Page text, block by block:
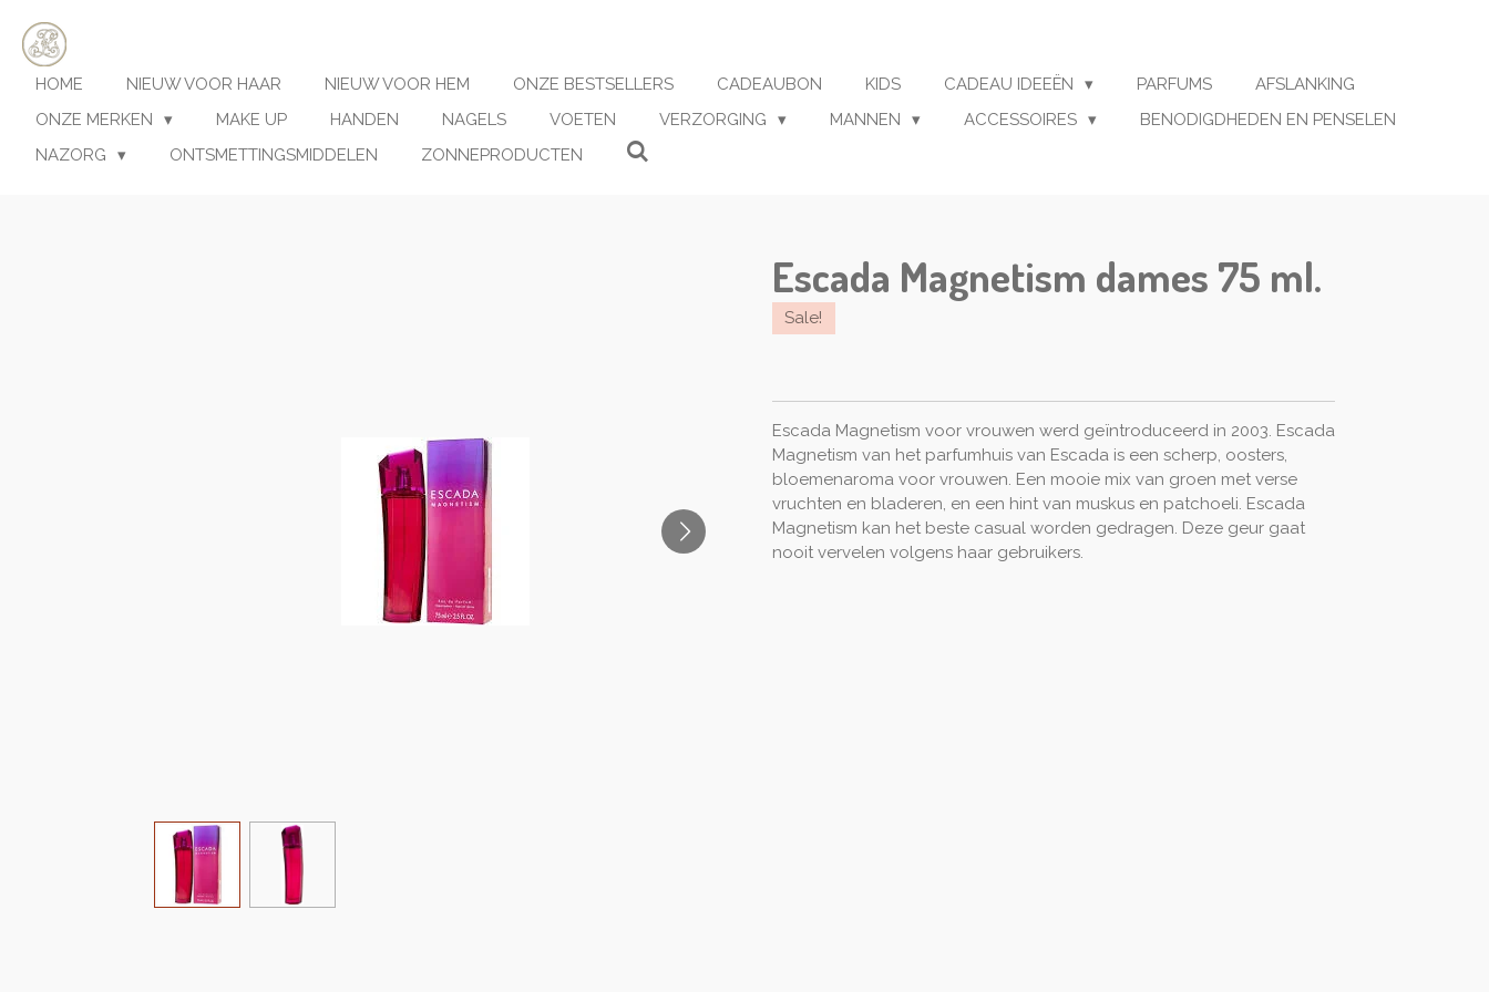
Ga
direct
naar
hoofdinhoud
HOME NIEUW VOOR HAAR NIEUW VOOR HEM ONZE BESTSELLERS CADEAUBON KIDS CADEAU IDEEËN PARFUMS
AFSLANKING
ONZE MERKEN
MAKE UP HANDEN NAGELS VOETEN VERZORGING MANNEN ACCESSOIRES
BENODIGDHEDEN EN PENSELEN
NAZORG
ONTSMETTINGSMIDDELEN ZONNEPRODUCTEN
Escada Magnetism dames 75 ml.
Sale!
Escada Magnetism voor vrouwen werd geïntroduceerd in 2003. Escada
Magnetism van het parfumhuis van Escada is een scherp, oosters,
bloemenaroma voor vrouwen. Een mooie mix van groen met verse
vruchten en bladeren, en een hint van muskus en patchoeli. Escada
Magnetism kan het beste casual worden gedragen. Deze geur gaat
nooit vervelen volgens haar gebruikers.